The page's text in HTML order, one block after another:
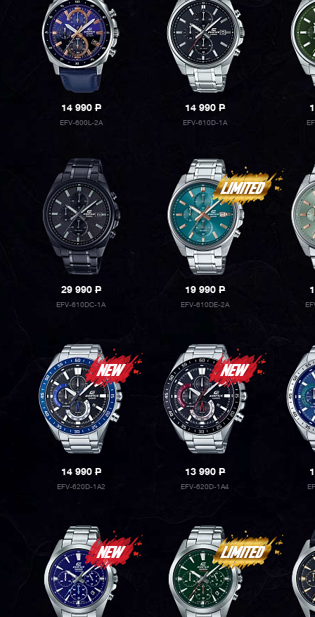
14 990P
EFV-600L-2A
14 990P
EFV-610D-1A
29 990P
EFV-610DC-1A
19 990P
EFV-610DE-2A
14 990P
EFV-620D-1A2
13 990P
EFV-620D-1A4